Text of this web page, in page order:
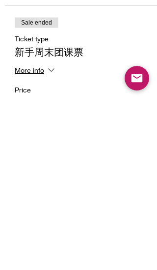
Sale ended
Ticket type
新手周末团课票
More info
Price